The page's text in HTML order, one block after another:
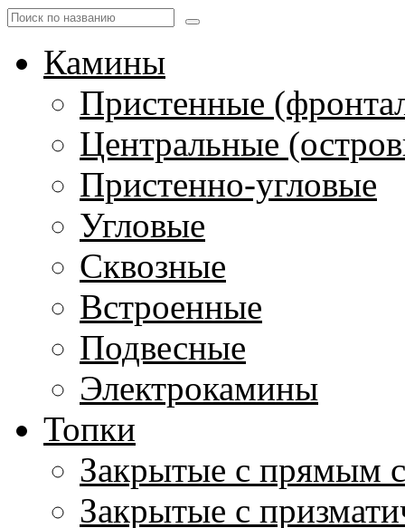
Камины
Пристенные
Центральные
Пристенно-угловые
Угловые
Сквозные
Встроенные
Подвесные
Электрокамины
Топки
Закрытые с прямым
Закрытые с